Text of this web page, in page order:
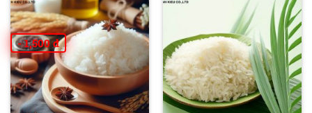
là:
17,000 đ.
- 1,500 đ